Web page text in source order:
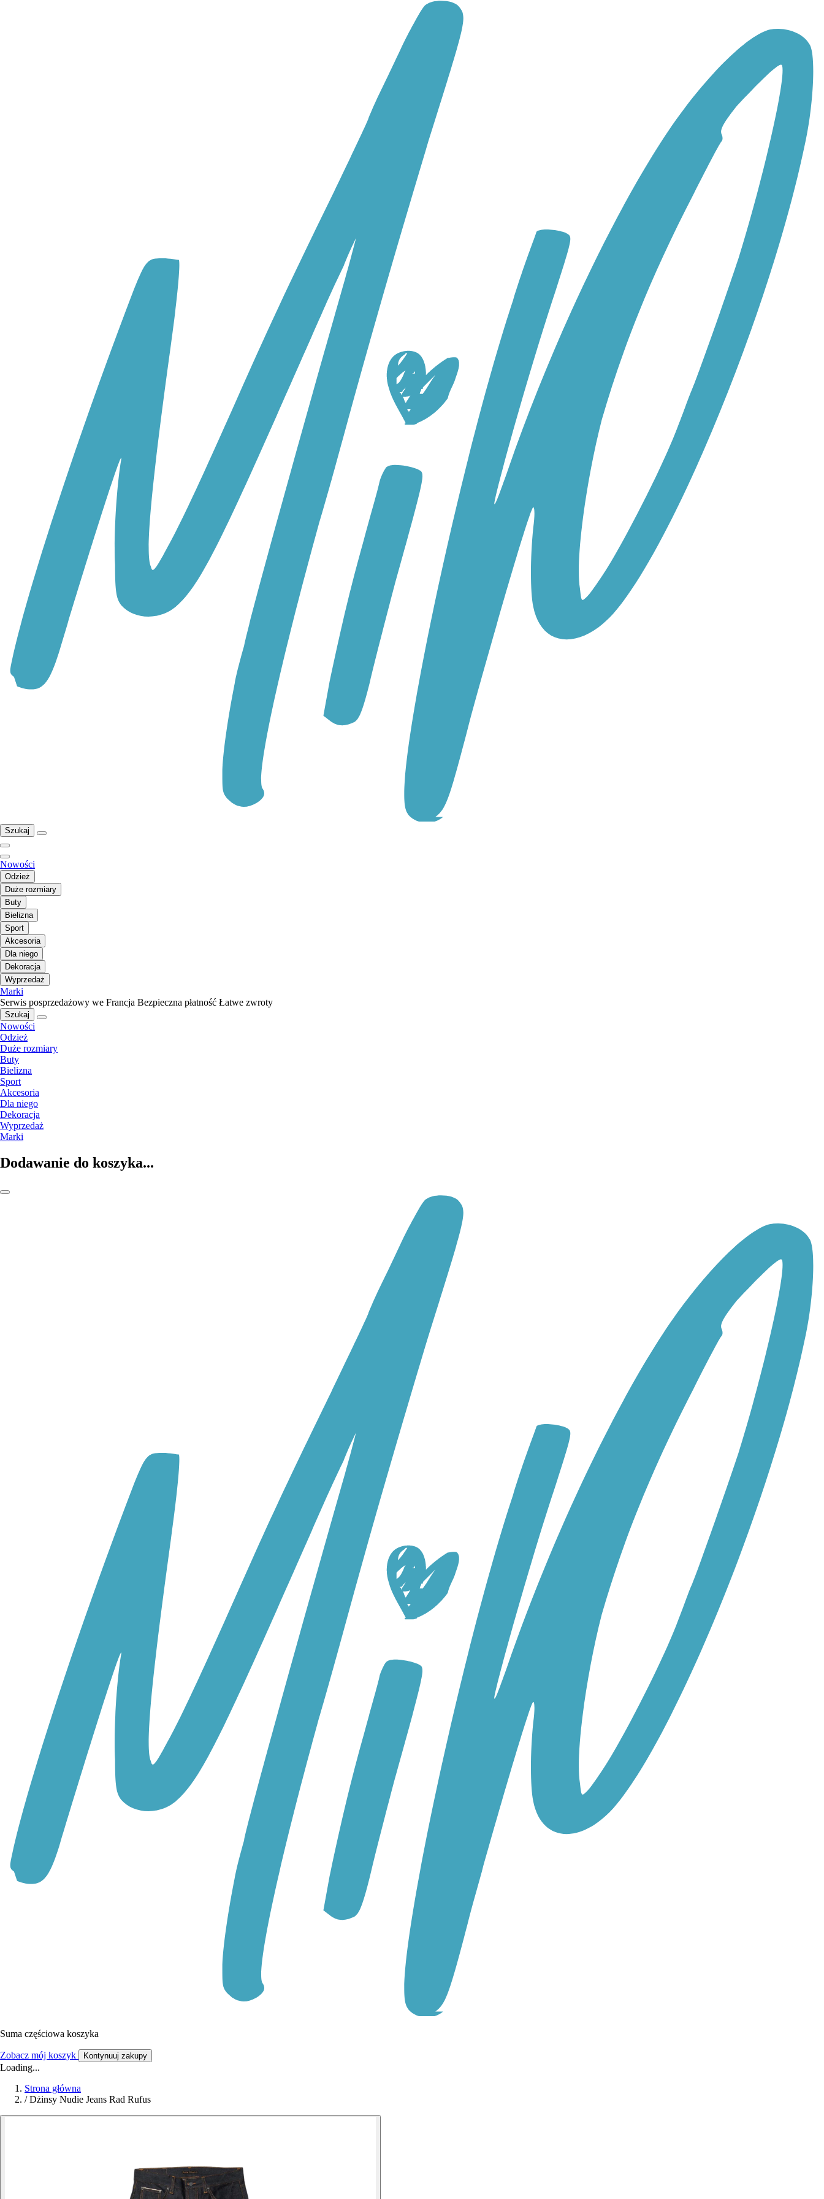
Szukaj
Nowości
Odzież
Duże rozmiary
Buty
Bielizna
Sport
Akcesoria
Dla niego
Dekoracja
Wyprzedaż
Marki
Serwis posprzedażowy we Francja Bezpieczna płatność Łatwe zwroty
Szukaj
Nowości
Odzież
Duże rozmiary
Buty
Bielizna
Sport
Akcesoria
Dla niego
Dekoracja
Wyprzedaż
Marki
Dodawanie do koszyka...
Suma częściowa koszyka
Zobacz mój koszyk Kontynuuj zakupy
Loading...
Strona główna
/ Dżinsy Nudie Jeans Rad Rufus